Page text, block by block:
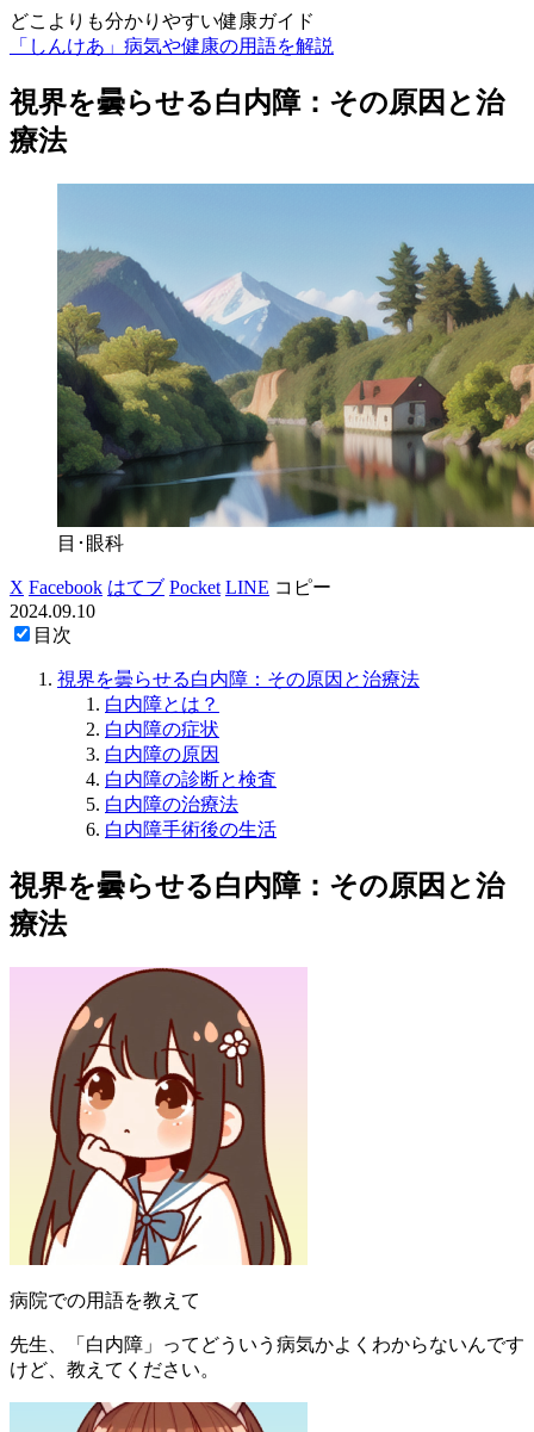
どこよりも分かりやすい健康ガイド
「しんけあ」病気や健康の用語を解説
視界を曇らせる白内障：その原因と治
療法
目･眼科
X Facebook はてブ Pocket LINE コピー
2024.09.10
目次
視界を曇らせる白内障：その原因と治療法
白内障とは？
白内障の症状
白内障の原因
白内障の診断と検査
白内障の治療法
白内障手術後の生活
視界を曇らせる白内障：その原因と治
療法
病院での用語を教えて
先生、「白内障」ってどういう病気かよくわからないんです
けど、教えてください。